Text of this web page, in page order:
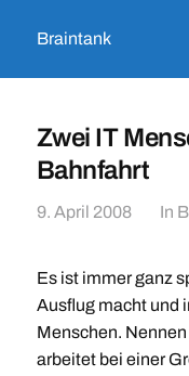
Braintank
Zwei IT
Bahnfahrt
9. April 2008 In
Es ist immer ganz
Ausflug macht und
Menschen.
arbeitet bei einer